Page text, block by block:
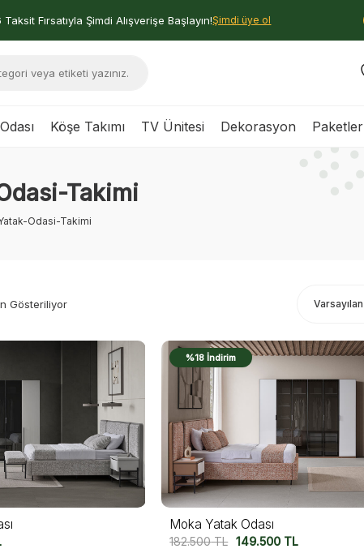
Fırsatıyla Şimdi Alışverişe Başlayın!Şimdi üye ol
Köşe Takımı TV Ünitesi Dekorasyon Paketler
Takimi
Odasi-Takimi
Gösteriliyor
%18 İndirim
Moka Yatak Odası
182.500TL 149.500 TL